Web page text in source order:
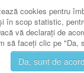
cookies pentru
în scop statistic,
vă declaraţi de
să faceţi clic pe "Da,
Da, sunt de acord